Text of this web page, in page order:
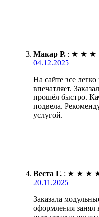
Макар Р. : ★ ★ ★
04.12.2025
На сайте все
впечатляет.
прошёл быстро.
подвела.
услугой.
Веста Г. : ★ ★ ★
20.11.2025
Заказала
оформления занял